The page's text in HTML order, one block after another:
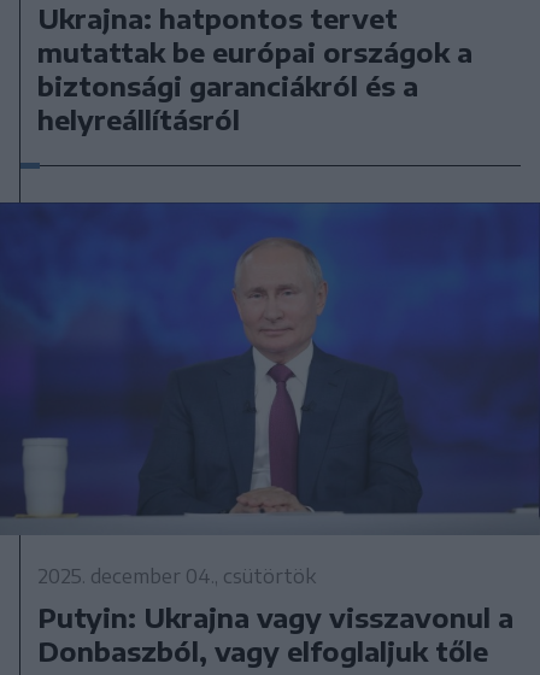
Ukrajna: hatpontos tervet
mutattak be európai országok a
biztonsági garanciákról és a
helyreállításról
2025. december 04., csütörtök
Putyin: Ukrajna vagy visszavonul a
Donbaszból, vagy elfoglaljuk tőle